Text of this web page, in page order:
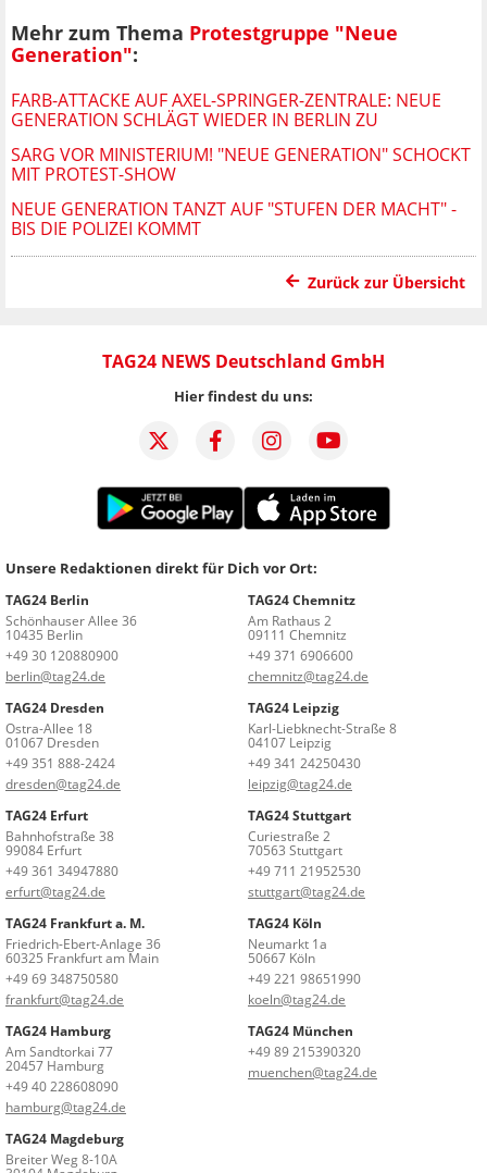
Mehr zum Thema Protestgruppe "Neue
Generation":
FARB-ATTACKE AUF AXEL-SPRINGER-ZENTRALE: NEUE
GENERATION SCHLÄGT WIEDER IN BERLIN ZU
SARG VOR MINISTERIUM! "NEUE GENERATION" SCHOCKT
MIT PROTEST-SHOW
NEUE GENERATION TANZT AUF "STUFEN DER MACHT" -
BIS DIE POLIZEI KOMMT
Zurück zur Übersicht
TAG24 NEWS Deutschland GmbH
Hier findest du uns:
Unsere Redaktionen direkt für Dich vor Ort:
TAG24 Berlin
Schönhauser Allee 36
10435 Berlin
+49 30 120880900
berlin@tag24.de
TAG24 Chemnitz
Am Rathaus 2
09111 Chemnitz
+49 371 6906600
chemnitz@tag24.de
TAG24 Dresden
Ostra-Allee 18
01067 Dresden
+49 351 888-2424
dresden@tag24.de
TAG24 Leipzig
Karl-Liebknecht-Straße 8
04107 Leipzig
+49 341 24250430
leipzig@tag24.de
TAG24 Erfurt
Bahnhofstraße 38
99084 Erfurt
+49 361 34947880
erfurt@tag24.de
TAG24 Stuttgart
Curiestraße 2
70563 Stuttgart
+49 711 21952530
stuttgart@tag24.de
TAG24 Frankfurt a. M.
Friedrich-Ebert-Anlage 36
60325 Frankfurt am Main
+49 69 348750580
frankfurt@tag24.de
TAG24 Köln
Neumarkt 1a
50667 Köln
+49 221 98651990
koeln@tag24.de
TAG24 Hamburg
Am Sandtorkai 77
20457 Hamburg
+49 40 228608090
hamburg@tag24.de
TAG24 München
+49 89 215390320
muenchen@tag24.de
TAG24 Magdeburg
Breiter Weg 8-10A